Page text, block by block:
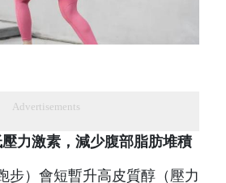
Advertisements
力激素，減少腹部脂肪堆積
步）會短暫升高皮質醇（壓力